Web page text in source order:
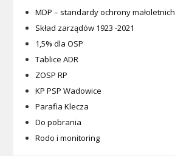
MDP – standardy ochrony małoletnich
Skład zarządów 1923 -2021
1,5% dla OSP
Tablice ADR
ZOSP RP
KP PSP Wadowice
Parafia Klecza
Do pobrania
Rodo i monitoring